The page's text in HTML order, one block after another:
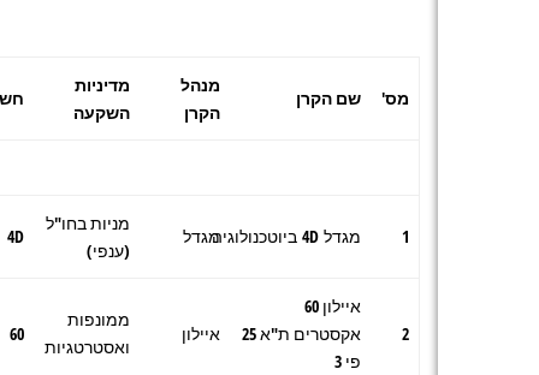
מס' שם הקרן
מנהל
הקרן
מדיניות
השקעה
1 מגדל 4D ביוטכנולוגיה מגדל
מניות בחו"ל
(ענפי)
4D
2
איילון 60
אקסטרים ת"א 25
פי 3
איילון
ממונפות
ואסטרטגיות
60